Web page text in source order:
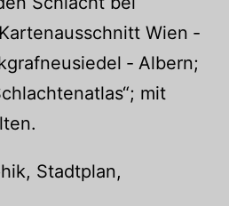
Wien ‐
‐ Albern;
mit
Stadtplan,